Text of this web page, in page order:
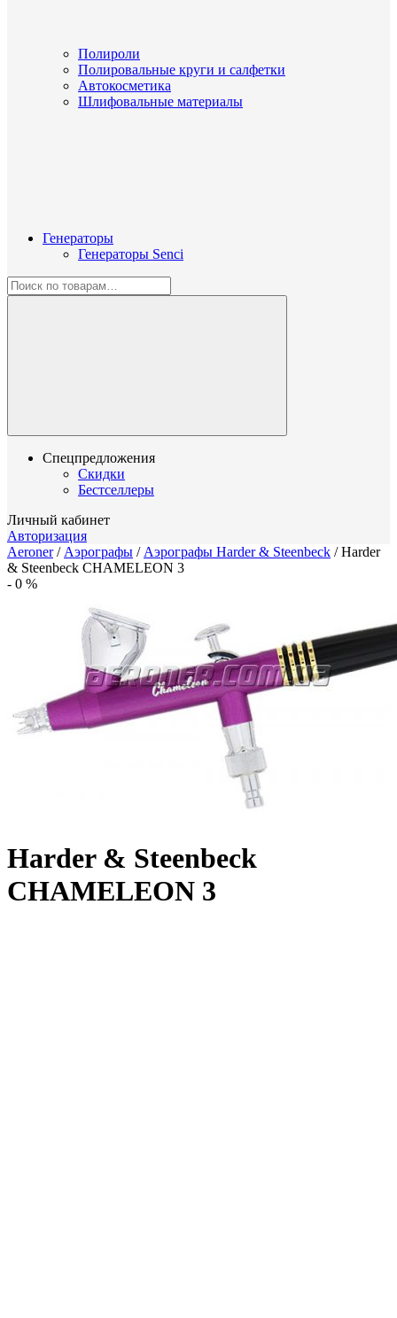
Полироли
Полировальные круги и салфетки
Автокосметика
Шлифовальные материалы
Генераторы
Генераторы Senci
Спецпредложения
Скидки
Бестселлеры
Личный кабинет
Авторизация
Aeroner/ Аэрографы / Аэрографы Harder & Steenbeck /Harder
& Steenbeck CHAMELEON 3
- 0 %
Harder & Steenbeck
CHAMELEON 3